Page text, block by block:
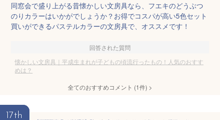
同窓会で盛り上がる昔懐かしい文房具なら、フエキのどうぶつ
のりカラーはいかがでしょうか？お得でコスパが高い5色セット
買いができるパステルカラーの文房具で、オススメです！
回答された質問
懐かしい文房具｜平成生まれが子どもの頃流行ったもの！人気のおすす
めは？
全てのおすすめコメント (1件) >
17th